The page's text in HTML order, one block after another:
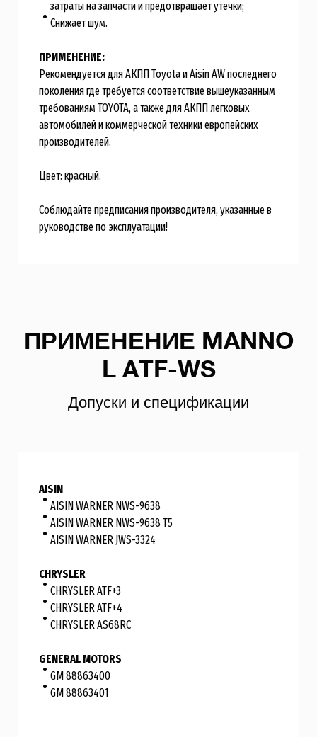
затраты на запчасти и предотвращает утечки;
Снижает шум.
ПРИМЕНЕНИЕ:
Рекомендуется для АКПП Toyota и Aisin AW последнего
поколения где требуется соответствие вышеуказанным
требованиям TOYOTA, а также для АКПП легковых
автомобилей и коммерческой техники европейских
производителей.
Цвет: красный.
Соблюдайте предписания производителя, указанные в
руководстве по эксплуатации!
ПРИМЕНЕНИЕ MANNO
L ATF-WS
Допуски и спецификации
AISIN
AISIN WARNER NWS-9638
AISIN WARNER NWS-9638 T5
AISIN WARNER JWS-3324
CHRYSLER
CHRYSLER ATF+3
CHRYSLER ATF+4
CHRYSLER AS68RC
GENERAL MOTORS
GM 88863400
GM 88863401